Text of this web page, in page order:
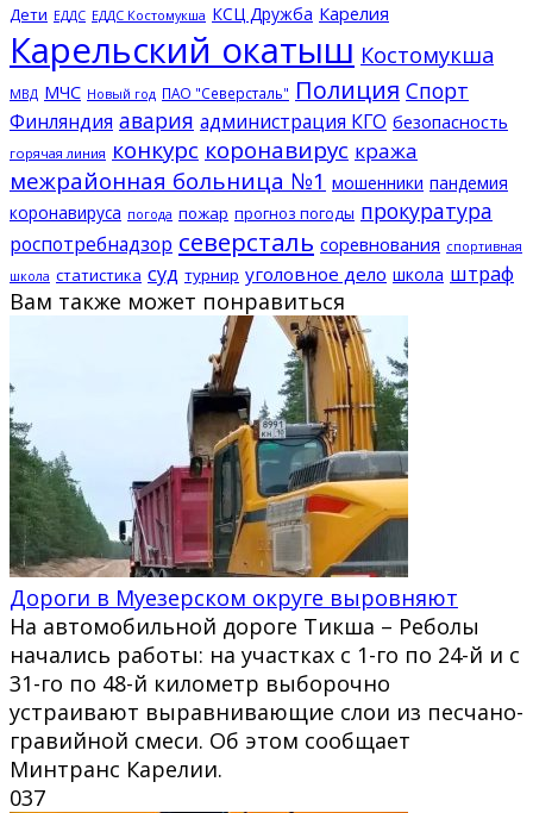
Дети ЕДДС ЕДДС Костомукша КСЦ Дружба Карелия
Карельский окатыш Костомукша
МВД МЧС Новый год ПАО "Северсталь" Полиция Спорт
Финляндия авария администрация КГО безопасность
горячая линия конкурс коронавирус кража
межрайонная больница №1 мошенники пандемия
коронавируса погода пожар прогноз погоды прокуратура
роспотребнадзор северсталь соревнования спортивная
школа статистика суд турнир уголовное дело школа штраф
Вам также может понравиться
Дороги в Муезерском округе выровняют
На автомобильной дороге Тикша – Реболы
начались работы: на участках с 1-го по 24-й и с
31-го по 48-й километр выборочно
устраивают выравнивающие слои из песчано-
гравийной смеси. Об этом сообщает
Минтранс Карелии.
037